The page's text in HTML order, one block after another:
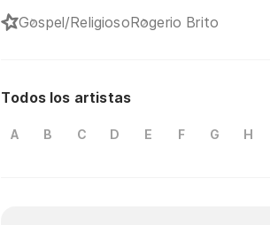
Gospel/ReligiosoRogerio Brito
Todos los artistas
A B C D E F G H